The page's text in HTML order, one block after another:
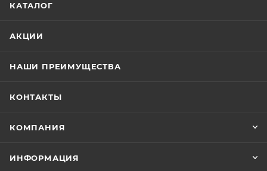
КАТАЛОГ
АКЦИИ
НАШИ ПРЕИМУЩЕСТВА
КОНТАКТЫ
КОМПАНИЯ
ИНФОРМАЦИЯ